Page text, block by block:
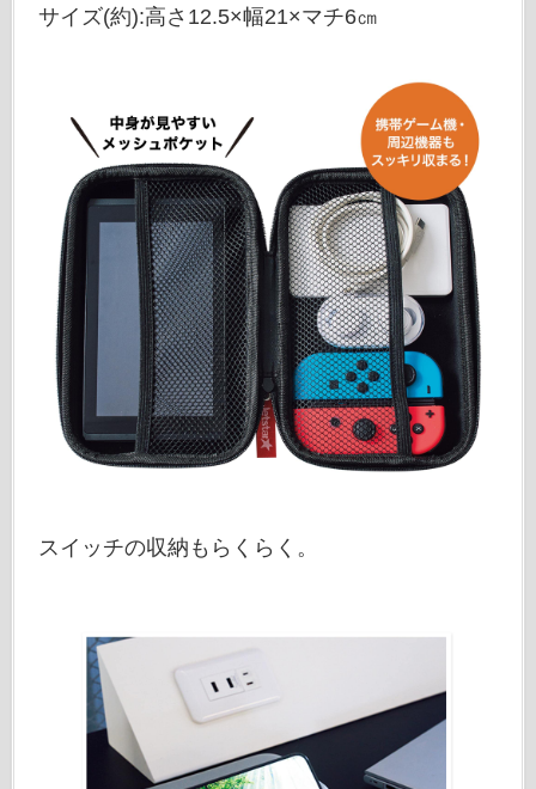
サイズ(約):高さ12.5×幅21×マチ6㎝
スイッチの収納もらくらく。